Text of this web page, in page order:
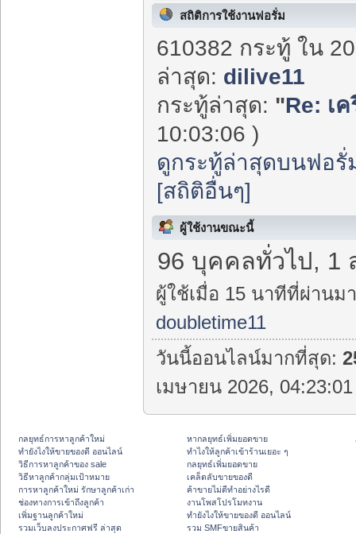
สถิติการใช้งานฟอรั่ม
610382 กระทู้ ใน
ล่าสุด: dilive11
กระทู้ล่าสุด: "Re: เ
10:03:06 )
ดูกระทู้ล่าสุดบนฟอรั่
[สถิติอื่นๆ]
ผู้ใช้งานขณะนี้
96 บุคคลทั่วไป, 1
ผู้ใช้เมื่อ 15 นาทีที่ผ่านม
doubletime11
วันนี้ออนไลน์มากที่สุด:
เมษายน 2026,
กลยุทธ์การหาลูกค้าใหม่
ทํายังไงให้ขายของดี ออนไลน์
วิธีการหาลูกค้าของ sale
วิธีหาลูกค้ากลุ่มเป้าหมาย
การหาลูกค้าใหม่ รักษาลูกค้าเก่า
ช่องทางการเข้าถึงลูกค้า
เพิ่มฐานลูกค้าใหม่
รวมเว็บลงประกาศฟรี ล่าสุด
หากลยุทธ์เพิ่มยอดขาย
ทําไงให้ลูกค้าเข้าร้านเยอะ ๆ
กลยุทธ์เพิ่มยอดขาย
เคล็ดลับขายของดี
ค้าขายไม่ดีทำอย่างไรดี
งานโพสโปรโมทงาน
ทํายังไงให้ขายของดี ออนไลน์
รวม SMFขายสินค้า